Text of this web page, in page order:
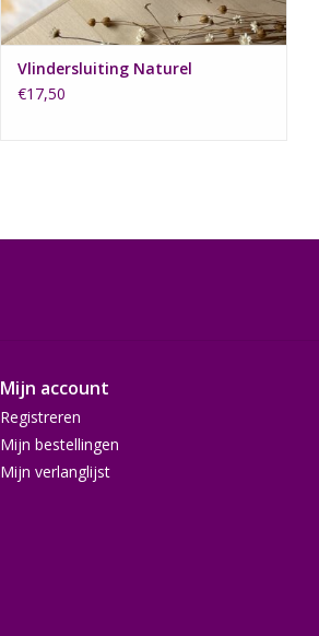
Vlindersluiting Naturel
€17,50
Mijn account
Registreren
Mijn bestellingen
Mijn verlanglijst